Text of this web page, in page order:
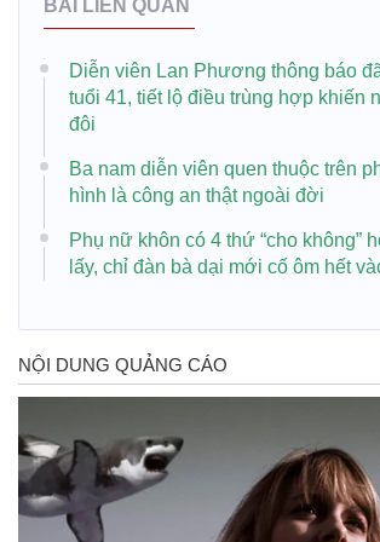
BÀI LIÊN QUAN
Diễn viên Lan Phương thông báo
tuổi 41, tiết lộ điều trùng hợp khiến
đôi
Ba nam diễn viên quen thuộc trên
hình là công an thật ngoài đời
Phụ nữ khôn có 4 thứ “cho không”
lấy, chỉ đàn bà dại mới cố ôm hết